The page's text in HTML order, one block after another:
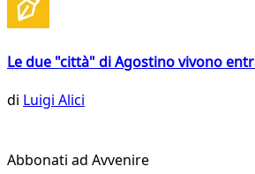
Le due "città" di Agostino vivono
di Luigi Alici
Abbonati ad Avvenire